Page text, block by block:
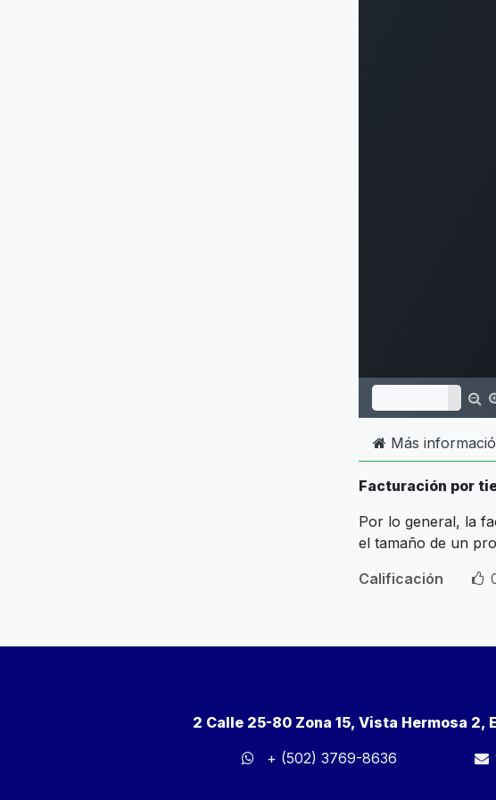
Más
Facturación por
Por lo general, la
el tamaño de un
Calificación
2 Calle 25-80 Zona 15, Vista Hermosa
+ (502) 3769-8636